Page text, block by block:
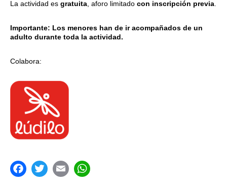
La actividad es gratuita, aforo limitado con inscripción previa.
Importante: Los menores han de ir acompañados de un
adulto durante toda la actividad.
Colabora: